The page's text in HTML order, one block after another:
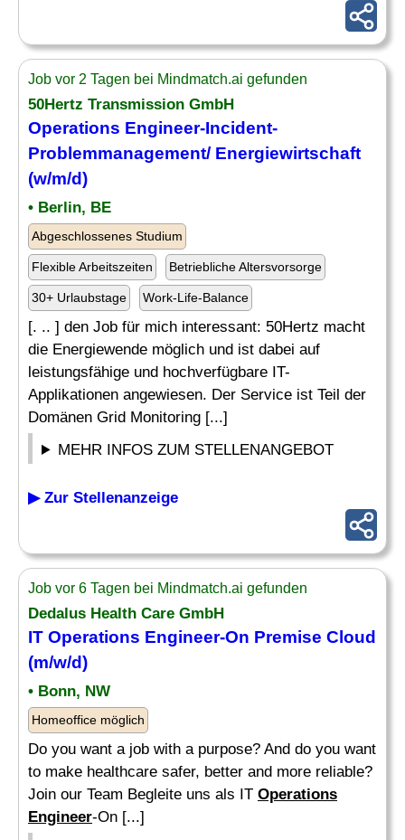
Job vor 2 Tagen bei Mindmatch.ai gefunden
50Hertz Transmission GmbH
Operations Engineer-Incident-
Problemmanagement/ Energiewirtschaft
(w/m/d)
• Berlin, BE
Abgeschlossenes Studium
Flexible Arbeitszeiten Betriebliche Altersvorsorge
30+ Urlaubstage Work-Life-Balance
[. .. ] den Job für mich interessant: 50Hertz macht
die Energiewende möglich und ist dabei auf
leistungsfähige und hochverfügbare IT-
Applikationen angewiesen. Der Service ist Teil der
Domänen Grid Monitoring [...]
MEHR INFOS ZUM STELLENANGEBOT
▶ Zur Stellenanzeige
Job vor 6 Tagen bei Mindmatch.ai gefunden
Dedalus Health Care GmbH
IT Operations Engineer-On Premise Cloud
(m/w/d)
• Bonn, NW
Homeoffice möglich
Do you want a job with a purpose? And do you want
to make healthcare safer, better and more reliable?
Join our Team Begleite uns als IT Operations
Engineer-On [...]